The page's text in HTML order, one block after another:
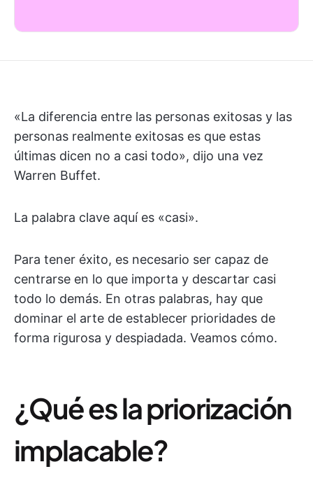
«La diferencia entre las personas exitosas y las
personas realmente exitosas es que estas
últimas dicen no a casi todo», dijo una vez
Warren Buffet.
La palabra clave aquí es «casi».
Para tener éxito, es necesario ser capaz de
centrarse en lo que importa y descartar casi
todo lo demás. En otras palabras, hay que
dominar el arte de establecer prioridades de
forma rigurosa y despiadada. Veamos cómo.
¿Qué es la priorización
implacable?